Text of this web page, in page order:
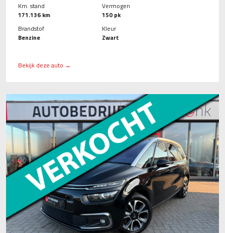
Km. stand
171.136 km
Brandstof
Benzine
Vermogen
150 pk
Kleur
Zwart
Bekijk deze auto →